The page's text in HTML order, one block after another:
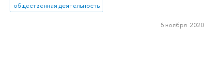
общественная деятельность
6 ноября 2020